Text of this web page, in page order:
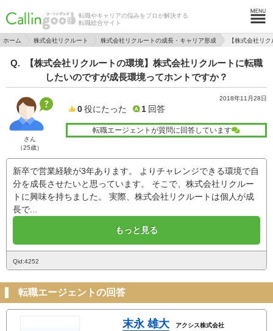
転職やキャリアの悩みをプロが解決する
転職総合サイト
ホーム 株式会社リクルート 株式会社リクルートの成長・キャリア形成 【株式会社リ
【株式会社リクルートの環境】株式会社リクルートに転職
したいのですが成長環境ってホントですか？
さん
（25歳）
2018年11月28日
0 役にたった 1 回答
転職エージェントが質問に回答しています
新卒で営業経験が3年あります。 よりチャレンジできる環境で自
分を成長させたいと思っています。 そこで、株式会社リクルー
トに興味を持ちました。 実際、株式会社リクルートは個人が成
長で...
もっと見る
Qid:4252
転職エージェントの回答
末永 雄大 アクシス株式会社